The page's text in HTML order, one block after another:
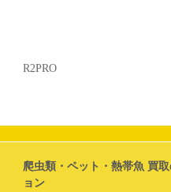
R2PRO
爬虫類・ペット・熱帯魚 買
ョン